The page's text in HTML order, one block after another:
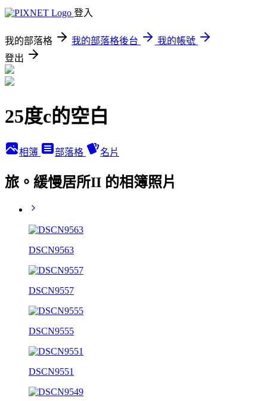
登入
我的部落格 我的部落格後台
我的帳號
登出
25度c的空白
相簿 部落格 名片
旅。緩慢居所II 的相簿照片
DSCN9563
DSCN9557
DSCN9555
DSCN9551